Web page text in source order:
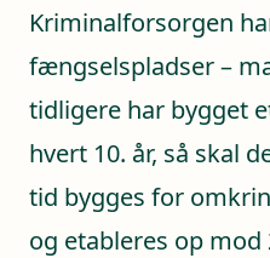
Kriminalforsorgen
fængselspladser –
tidligere har bygget
hvert 10. år, så skal
tid bygges for
og etableres op mod